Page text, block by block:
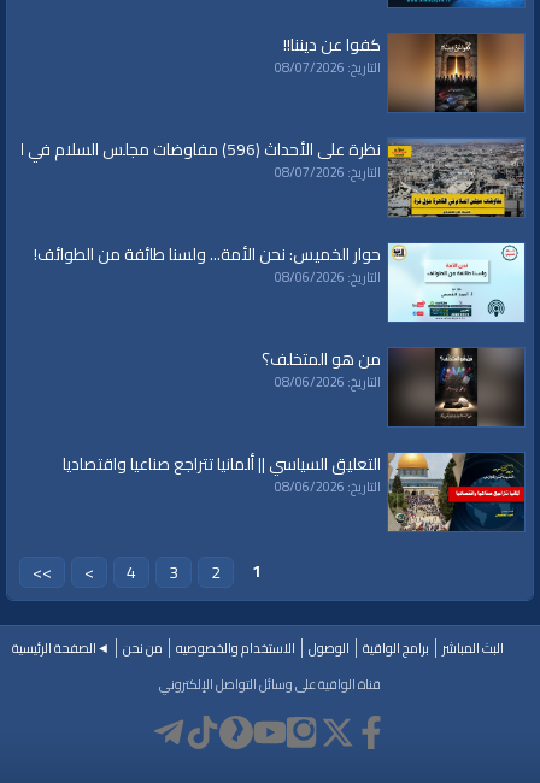
قناة الواقية: انحياز إلى مبدأ الأمة
#قناة_الواقية
www.alwaqiyah.tv | facebook.com/alwaqiyahtube | alwaqiyahtv@twitter
Other Languages
Other Languages
English Content
»
قنوات:
Other Languages
العلامات:قناة|الواقية،
المقدس،|حزب|التحرير،
سياسة|حكم|إسلام| أناشيد| دروس|خطب قوية|كلمة الحق|تفسير
تلاوة|التغيير|النهضة إقتصاد|طريق النجاح كيف how to
economy
politics
|
islam
كفوا عن ديننا!!
التاريخ: 08/07/2026
نظرة على الأحداث (596) مفاوضات مجلس السلام في القاهرة حول غزة
التاريخ: 08/07/2026
حوار الخميس: نحن الأمة... ولسنا طائفة من الطوائف!
التاريخ: 08/06/2026
من هو المتخلف؟
التاريخ: 08/06/2026
التعليق السياسي || ألمانيا تتراجع صناعيا واقتصاديا
التاريخ: 08/06/2026
1
2
3
4
>
>>
البث المباشر برامج الواقية الوصول الاستخدام والخصوصيه من نحن
◄الصفحة الرئيسية
قناة الواقية على وسائل التواصل الإلكتروني